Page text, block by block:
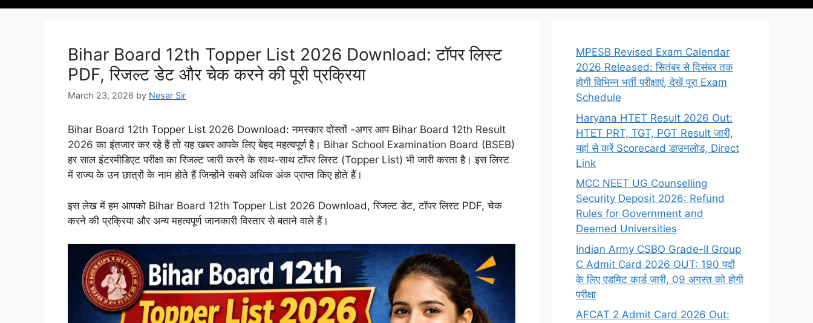
Bihar Board 12th Topper List 2026 Download: टॉपर लिस्ट
PDF, रिजल्ट डेट और चेक करने की पूरी प्रक्रिया
March 23, 2026 by Nesar Sir
Bihar Board 12th Topper List 2026 Download: नमस्कार दोस्तों -अगर आप Bihar Board 12th Result
2026 का इंतजार कर रहे हैं तो यह खबर आपके लिए बेहद महत्वपूर्ण है। Bihar School Examination Board (BSEB)
हर साल इंटरमीडिएट परीक्षा का रिजल्ट जारी करने के साथ-साथ टॉपर लिस्ट (Topper List) भी जारी करता है। इस लिस्ट
में राज्य के उन छात्रों के नाम होते हैं जिन्होंने सबसे अधिक अंक प्राप्त किए होते हैं।
इस लेख में हम आपको Bihar Board 12th Topper List 2026 Download, रिजल्ट डेट, टॉपर लिस्ट PDF, चेक
करने की प्रक्रिया और अन्य महत्वपूर्ण जानकारी विस्तार से बताने वाले हैं।
MPESB Revised Exam Calendar
2026 Released: सितंबर से दिसंबर तक
होगी विभिन्न भर्ती परीक्षाएं, देखें पूरा Exam
Schedule
Haryana HTET Result 2026 Out:
HTET PRT, TGT, PGT Result जारी,
यहां से करें Scorecard डाउनलोड, Direct
Link
MCC NEET UG Counselling
Security Deposit 2026: Refund
Rules for Government and
Deemed Universities
Indian Army CSBO Grade-II Group
C Admit Card 2026 OUT: 190 पदों
के लिए एडमिट कार्ड जारी, 09 अगस्त को होगी
परीक्षा
AFCAT 2 Admit Card 2026 Out: